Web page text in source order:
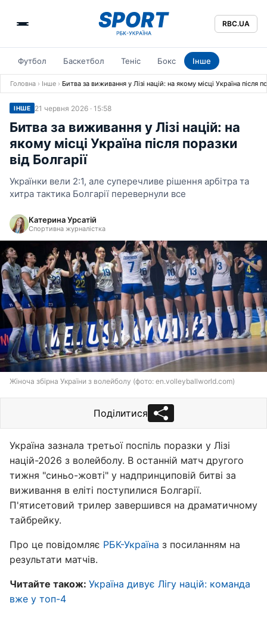
RBC.UA
Футбол Баскетбол Теніс Бокс Інше
Головна › Інше › Битва за виживання у Лізі націй: на якому місці Україна після
ІНШЕ 21 червня 2026 · 15:58
Битва за виживання у Лізі націй: на
якому місці Україна після поразки
від Болгарії
Українки вели 2:1, але суперечливе рішення арбітра та
хитра тактика Болгарії перевернули все
Катерина Урсатій
Спортивна журналістка
Жіноча збірна України з волейболу (фото: en.volleyballworld.com)
Поділитися
Україна зазнала третьої поспіль поразки у Лізі
націй-2026 з волейболу. В останній матч другого
тижня "синьо-жовті" у надпринциповій битві за
виживання в еліті поступилися Болгарії.
П'ятисетовий трилер завершився на драматичному
тайбрейку.
Про це повідомляє РБК-Україна з посиланням на
результати матчів.
Читайте також: Україна дивує Лігу націй: команда
вже у топ-4